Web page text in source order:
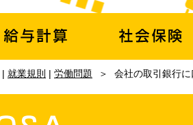
| 就業規則 | 労働問題 ＞ 会社の取引銀行